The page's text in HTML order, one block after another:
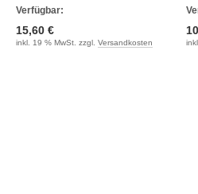
Verfügbar:
15,60 €
inkl. 19 % MwSt. zzgl. Versandkosten